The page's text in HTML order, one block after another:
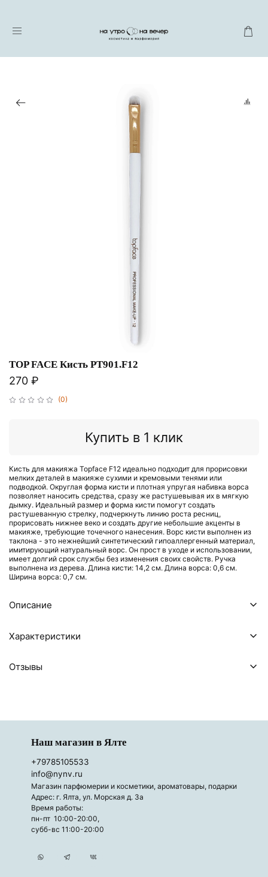
(0)
TOP FACE Кисть PT901.F12
270 ₽
Купить в 1 клик
Кисть для макияжа Topface F12 идеально подходит для прорисовки
мелких деталей в макияже сухими и кремовыми тенями или
подводкой. Округлая форма кисти и плотная упругая набивка ворса
позволяет наносить средства, сразу же растушевывая их в мягкую
дымку. Идеальный размер и форма кисти помогут создать
растушеванную стрелку, подчеркнуть линию роста ресниц,
прорисовать нижнее веко и создать другие небольшие акценты в
макияже, требующие точечного нанесения. Ворс кисти выполнен из
таклона - это нежнейший синтетический гипоаллергенный материал,
имитирующий натуральный ворс. Он прост в уходе и использовании,
имеет долгий срок службы без изменения своих свойств. Ручка
выполнена из дерева. Длина кисти: 14,2 см. Длина ворса: 0,6 см.
Ширина ворса: 0,7 см.
Описание
Характеристики
Отзывы
Наш магазин в Ялте
+79785105533
info@nynv.ru
Магазин парфюмерии и косметики, ароматовары, подарки
Адрес: г. Ялта, ул. Морская д. 3а
Время работы:
пн-пт 10:00-20:00,
субб-вс 11:00-20:00